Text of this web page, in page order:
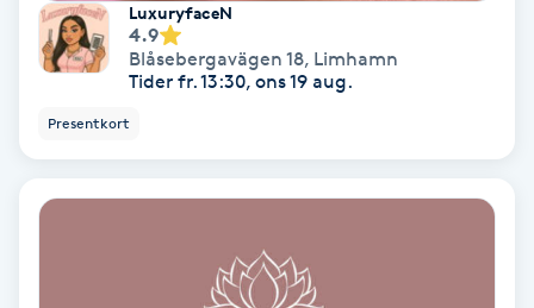
Frekvensterapi
Frisör
LuxuryfaceN
4.9
Blåsebergavägen 18, Limhamn
Tider fr. 13:30, ons 19 aug.
Presentkort